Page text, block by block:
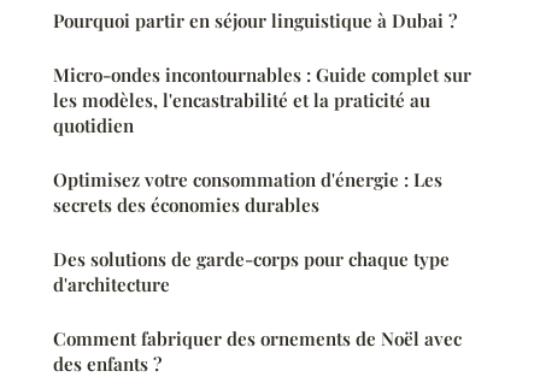
Pourquoi partir en séjour linguistique à Dubai ?
Micro-ondes incontournables : Guide complet sur
les modèles, l'encastrabilité et la praticité au
quotidien
Optimisez votre consommation d'énergie : Les
secrets des économies durables
Des solutions de garde-corps pour chaque type
d'architecture
Comment fabriquer des ornements de Noël avec
des enfants ?